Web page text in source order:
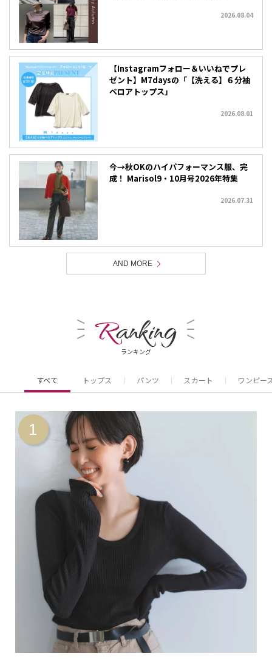
2026.08.04
【Instagramフォロー＆いいねでプレ
ゼント】M7daysの「【洗える】６分袖
ベロアトップス」
2026.08.01
今→秋OKのハイパフォーマンス服、完
成！ Marisol9・10月号2026年特集
2026.07.31
AND MORE
Ranking
ランキング
すべて トップス パンツ スカート ワンピー